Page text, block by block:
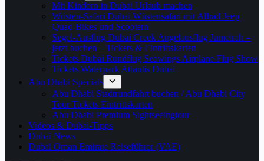
Mit Kindern in Dubai Urlaub machen
Wüsten-Safari Dubai Wüstensafari mit Allrad Jeep
Quad-Bikes und Scootern
Segel-Ausflug Dubai Creek Angelausflug Jumeirah –
jetzt buchen – Tickets & Eintrittskarten
Tickets Dubai Rundflug Seawings Airplane Flug Show
Tickets Waterpark Atlantis Dubai
Abu Dhabi Specials
Abu Dhabi Stadtrundfahrt buchen / Abu Dhabi City
Tour Tickets Eintrittskarten
Abu Dhabi Premium Sightseeingtour
Videos & Dubai-Tipps
Dubai News
Dubai Oman Emirate Reiseführer (VAE)